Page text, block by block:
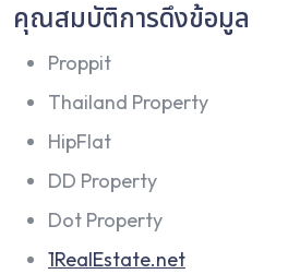
คุณสมบัติการดึงข้อมูล
Proppit
Thailand Property
HipFlat
DD Property
Dot Property
1RealEstate.net